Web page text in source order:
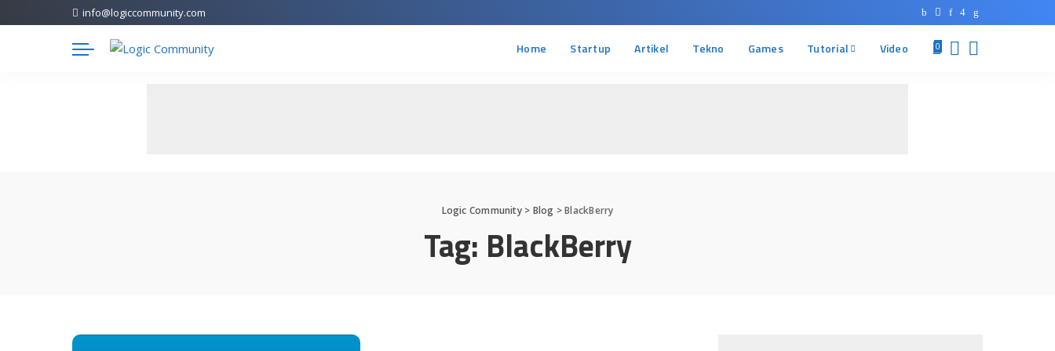
info@logiccommunity.com
Home Startup Artikel Tekno Games Tutorial Video 0
Logic Community> Blog >BlackBerry
Tag: BlackBerry